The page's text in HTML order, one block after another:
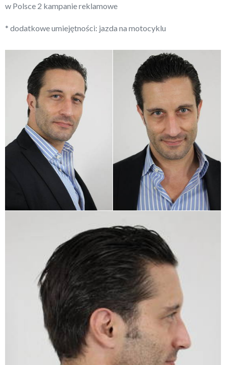
w Polsce 2 kampanie reklamowe
* dodatkowe umiejętności: jazda na motocyklu